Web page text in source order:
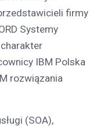
firmy
Systemy
IBM Polska
rozwiązania
(SOA),